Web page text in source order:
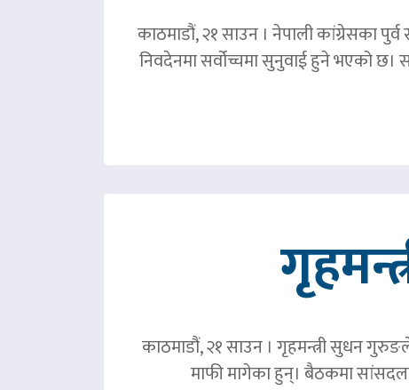
काठमाडौं, २१ साउन । नेपाली कांग्रेसका
निवदेनमा सर्वोच्चमा सुनुवाई हुने भएको छ।
काठमाडौं, २१ साउन । गृहमन्त्री सुधन
माफी मागेका हुन्। बैठकमा